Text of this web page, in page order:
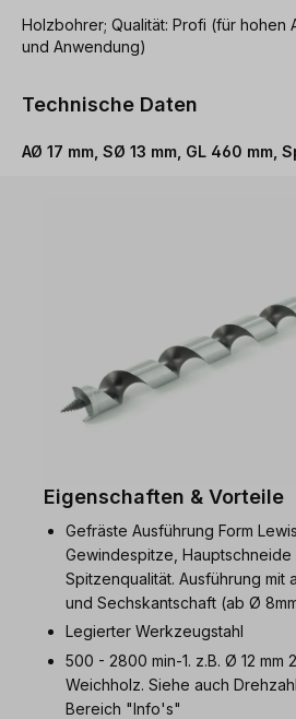
Holzbohrer; Qualität: Profi (für hohen
und Anwendung)
Technische Daten
AØ 17 mm, SØ 13 mm, GL 460 mm,
Eigenschaften & Vorteile
Gefräste Ausführung Form
Gewindespitze, Hauptschneide
Spitzenqualität. Ausführung mit
und Sechskantschaft (ab Ø
Legierter Werkzeugstahl
500 - 2800 min-1. z.B. Ø 12 mm
Weichholz. Siehe auch
Bereich "Info's"